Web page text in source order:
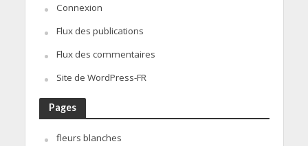
Connexion
Flux des publications
Flux des commentaires
Site de WordPress-FR
Pages
fleurs blanches